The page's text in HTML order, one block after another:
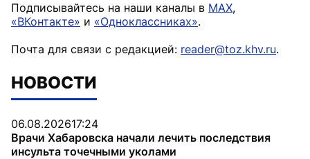
Подписывайтесь на наши каналы в MAX,
«ВКонтакте» и «Одноклассниках».
Почта для связи с редакцией: reader@toz.khv.ru.
НОВОСТИ
06.08.202617:24
Врачи Хабаровска начали лечить последствия
инсульта точечными уколами